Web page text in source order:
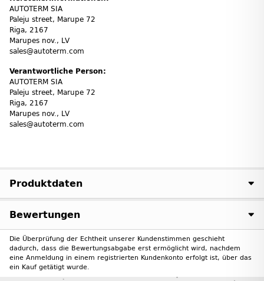
AUTOTERM SIA
Paleju street, Marupe 72
Riga, 2167
Marupes nov., LV
sales@autoterm.com
Verantwortliche Person:
AUTOTERM SIA
Paleju street, Marupe 72
Riga, 2167
Marupes nov., LV
sales@autoterm.com
Produktdaten
Bewertungen
Die Überprüfung der Echtheit unserer Kundenstimmen geschieht
dadurch, dass die Bewertungsabgabe erst ermöglicht wird, nachdem
eine Anmeldung in einem registrierten Kundenkonto erfolgt ist, über das
ein Kauf getätigt wurde.